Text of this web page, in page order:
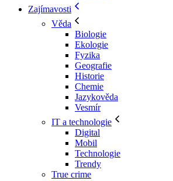
Zajímavosti
Věda
Biologie
Ekologie
Fyzika
Geografie
Historie
Chemie
Jazykověda
Vesmír
IT a technologie
Digital
Mobil
Technologie
Trendy
True crime